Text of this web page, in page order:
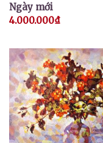
Ngày mới
4.000.000₫